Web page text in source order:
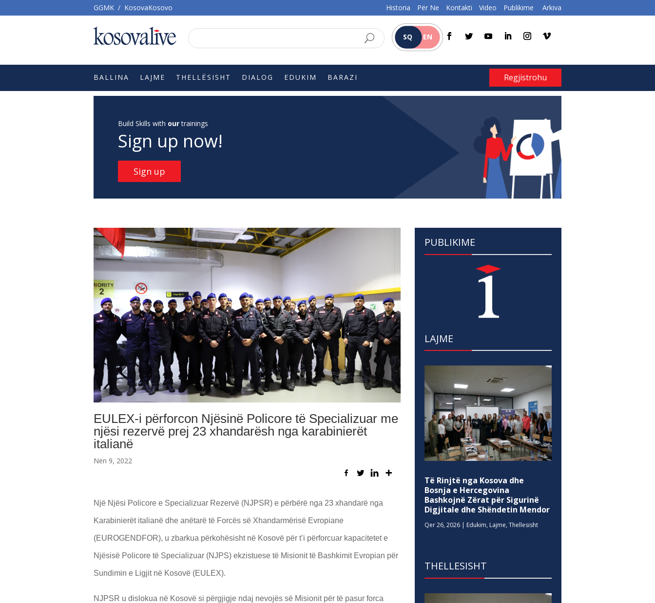
GGMK / KosovaKosovo Historia Për Ne Kontakti Video Publikime Arkiva
SQ EN
BALLINA LAJME THELLËSISHT DIALOG EDUKIM BARAZI Regjistrohu
Build Skills with ourtrainings
Sign up now!
Sign up
EULEX-i përforcon Njësinë Policore të Specializuar me
njësi rezervë prej 23 xhandarësh nga karabinierët
italianë
Nën 9, 2022
Një Njësi Policore e Specializuar Rezervë (NJPSR) e përbërë nga 23 xhandarë nga
Karabinierët italianë dhe anëtarë të Forcës së Xhandarmërisë Evropiane
(EUROGENDFOR), u zbarkua përkohësisht në Kosovë për t’i përforcuar kapacitetet e
Njësisë Policore të Specializuar (NJPS) ekzistuese të Misionit të Bashkimit Evropian për
Sundimin e Ligjit në Kosovë (EULEX).
NJPSR u dislokua në Kosovë si përgjigje ndaj nevojës së Misionit për të pasur forca
PUBLIKIME
LAJME
Të Rinjtë nga Kosova dhe
Bosnja e Hercegovina
Bashkojnë Zërat për Sigurinë
Digjitale dhe Shëndetin Mendor
Qer 26, 2026 | Edukim, Lajme,Thellesisht
THELLESISHT